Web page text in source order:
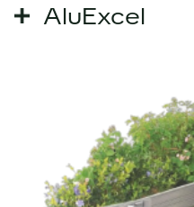
AluExcel